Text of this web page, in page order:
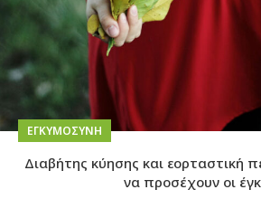
EΓΚΥΜΟΣΎΝΗ
Διαβήτης κύησης και εορταστική
να προσέχουν οι